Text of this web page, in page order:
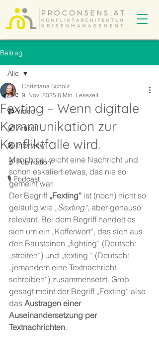
Beitrag
Alle
📹 Video
🖋️ Artikel
🎤 Interview
🔬 Publikation
🎙️ Podcast
Alle
Fexting – Wenn digitale
Kommunikation zur
Konfliktfalle wird.
Christiana Scholz
9. Nov. 2025 6 Min. Lesezeit
Manchmal reicht eine Nachricht und
schon eskaliert etwas, das nie so
gemeint war.
Der Begriff „Fexting“ ist (noch) nicht so
geläufig wie „Sexting“, aber genauso
relevant. Bei dem Begriff handelt es
sich um ein „Kofferwort“, das sich aus
den Bausteinen „fighting“ (Deutsch:
„streiten“) und „texting “ (Deutsch:
„jemandem eine Textnachricht
schreiben“) zusammensetzt. Grob
gesagt meint der Begriff „Fexting“ also
das Austragen einer
Auseinandersetzung per
Textnachrichten.